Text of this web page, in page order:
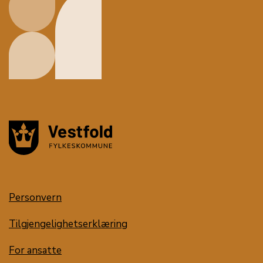
Personvern
Tilgjengelighetserklæring
For ansatte